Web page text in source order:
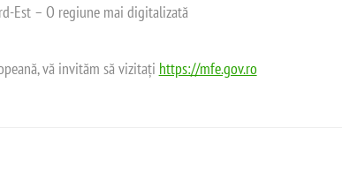
Est – O regiune mai digitalizată
vă invităm să vizitați https://mfe.gov.ro